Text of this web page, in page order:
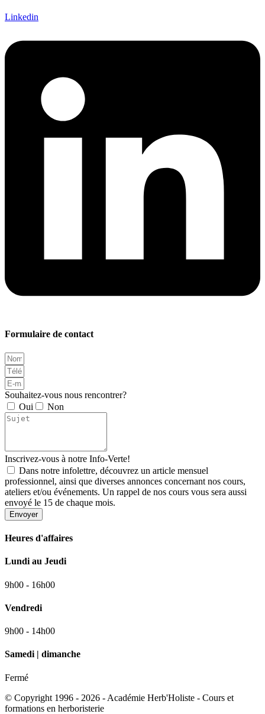
Linkedin
Formulaire de contact
Souhaitez-vous nous rencontrer?
Oui
Non
Inscrivez-vous à notre Info-Verte!
Dans notre infolettre, découvrez un article mensuel
professionnel, ainsi que diverses annonces concernant nos cours,
ateliers et/ou événements. Un rappel de nos cours vous sera aussi
envoyé le 15 de chaque mois.
Envoyer
Heures d'affaires
Lundi au Jeudi
9h00 - 16h00
Vendredi
9h00 - 14h00
Samedi | dimanche
Fermé
© Copyright 1996 - 2026 - Académie Herb'Holiste - Cours et
formations en herboristerie